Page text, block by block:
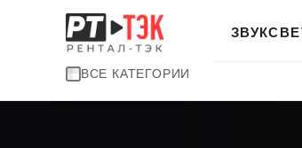
ВСЕ КАТЕГОРИИ
ЗВУК